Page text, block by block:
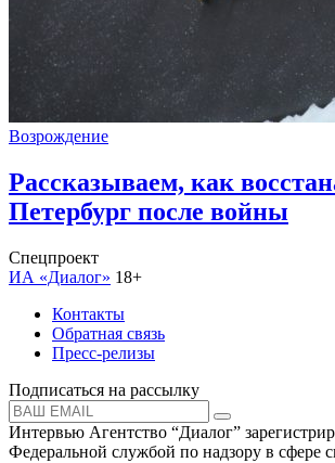
Возрождение
Рассказываем, как
Петербург после войны
Спецпроект
ИА «Диалог» 18+
Контакты
Обратная связь
Пресс-релизы
Подписаться на рассылку
Интервью Агентство “Диалог”
Федеральной службой по надзору в сфере